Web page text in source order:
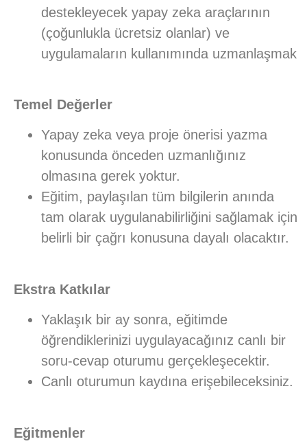
destekleyecek yapay zeka araçlarının
(çoğunlukla ücretsiz olanlar) ve
uygulamaların kullanımında uzmanlaşmak
Temel Değerler
Yapay zeka veya proje önerisi yazma
konusunda önceden uzmanlığınız
olmasına gerek yoktur.
Eğitim, paylaşılan tüm bilgilerin anında
tam olarak uygulanabilirliğini sağlamak için
belirli bir çağrı konusuna dayalı olacaktır.
Ekstra Katkılar
Yaklaşık bir ay sonra, eğitimde
öğrendiklerinizi uygulayacağınız canlı bir
soru-cevap oturumu gerçekleşecektir.
Canlı oturumun kaydına erişebileceksiniz.
Eğitmenler